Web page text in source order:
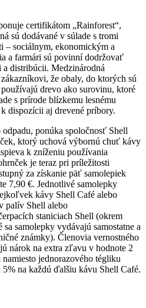
certifikátom „Rainforest“,
sú dodávané v súlade s tromi
– sociálnym, ekonomickým a
a farmári sú povinní dodržovať
distribúcii. Medzinárodná
že obaly, do ktorých sú
drevo ako surovinu, ktoré
s prírode blízkemu lesnému
dispozícii aj drevené príbory.
ponúka spoločnosť Shell
ktorý uchová výbornú chuť kávy
k zníženiu používania
je teraz pri príležitosti
za získanie päť samolepiek
7,90 €. Jednotlivé samolepky
kávy Shell Café alebo
palív Shell alebo
staniciach Shell (okrem
samolepky vydávajú samostatne a
známky). Členovia vernostného
nárok na extra zľavu v hodnote 2
jednorazového tégliku
na každú ďalšiu kávu Shell Café.